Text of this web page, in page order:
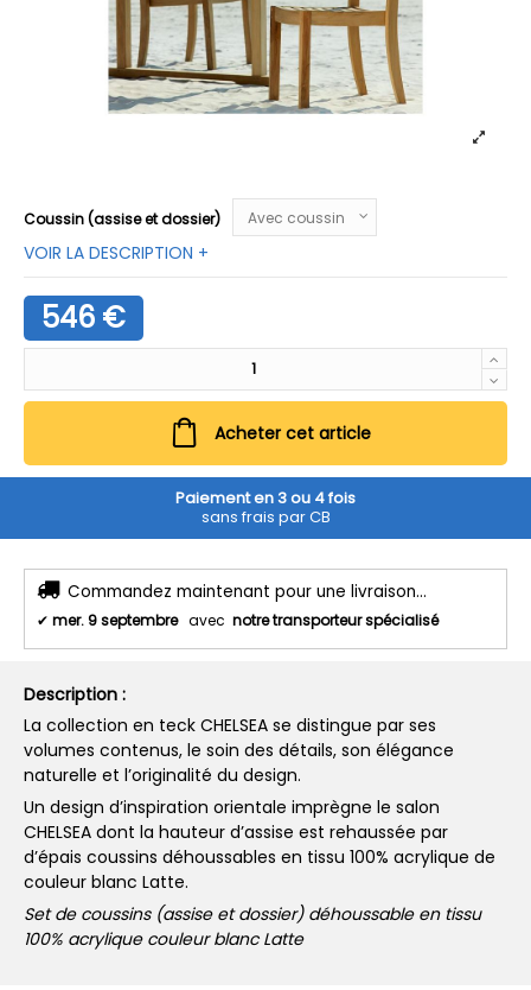
Coussin (assise et dossier)
VOIR LA DESCRIPTION +
546 €
Acheter cet article
Paiement en 3 ou 4 fois
sans frais par CB
Commandez maintenant pour une livraison...
✔ mer. 9 septembre avec notre transporteur spécialisé
Description :
La collection en teck CHELSEA se distingue par ses
volumes contenus, le soin des détails, son élégance
naturelle et l’originalité du design.
Un design d’inspiration orientale imprègne le salon
CHELSEA dont la hauteur d’assise est rehaussée par
d’épais coussins déhoussables en tissu 100% acrylique de
couleur blanc Latte.
Set de coussins (assise et dossier) déhoussable en tissu
100% acrylique couleur blanc Latte